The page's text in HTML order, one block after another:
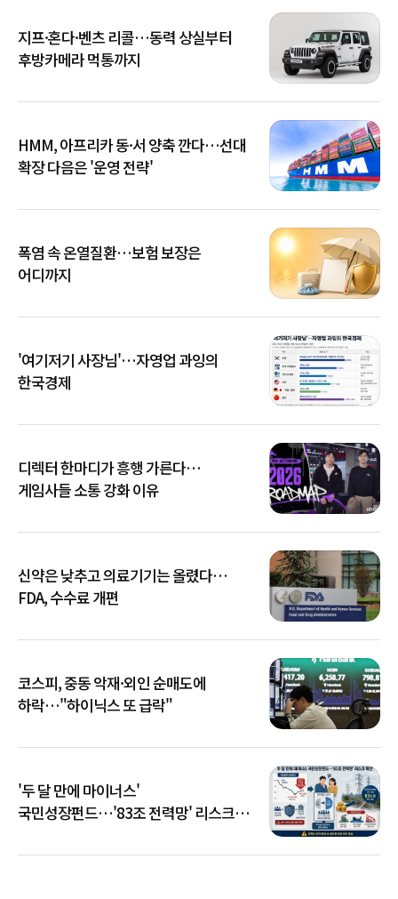
지프·혼다·벤츠 리콜…동력 상실부터
후방카메라 먹통까지
HMM, 아프리카 동·서 양축 깐다…선대
확장 다음은 '운영 전략'
폭염 속 온열질환…보험 보장은
어디까지
'여기저기 사장님'…자영업 과잉의
한국경제
디렉터 한마디가 흥행 가른다…
게임사들 소통 강화 이유
신약은 낮추고 의료기기는 올렸다…
FDA, 수수료 개편
코스피, 중동 악재·외인 순매도에
하락…"하이닉스 또 급락"
'두 달 만에 마이너스'
국민성장펀드…'83조 전력망' 리스크